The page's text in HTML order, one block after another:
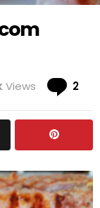
Views 2